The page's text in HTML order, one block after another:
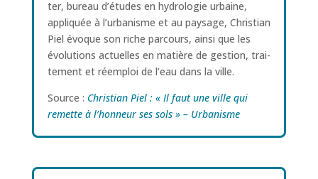
ter, bureau d’études en hydro­lo­gie urbaine,
appliquée à l’urbanisme et au pay­sage, Chris­tian
Piel évoque son riche par­cours, ain­si que les
évolutions actuelles en matière de ges­tion, trai­
te­ment et réemploi de l’eau dans la ville.
Source : Christian Piel : « Il faut une ville qui
remette à l’honneur ses sols » – Urbanisme